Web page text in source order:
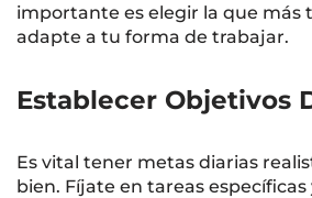
importante es elegir la que más
adapte a tu forma de trabajar.
Establecer Objetivos
Es vital tener metas diarias
bien. Fíjate en tareas